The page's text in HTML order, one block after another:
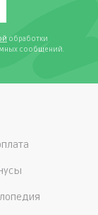
обработки
сообщений.